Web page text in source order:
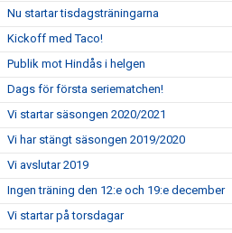
Nu startar tisdagsträningarna
Kickoff med Taco!
Publik mot Hindås i helgen
Dags för första seriematchen!
Vi startar säsongen 2020/2021
Vi har stängt säsongen 2019/2020
Vi avslutar 2019
Ingen träning den 12:e och 19:e december
Vi startar på torsdagar